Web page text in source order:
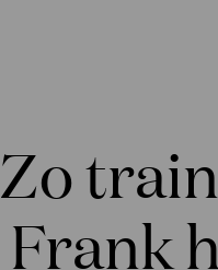
Zo
Frank